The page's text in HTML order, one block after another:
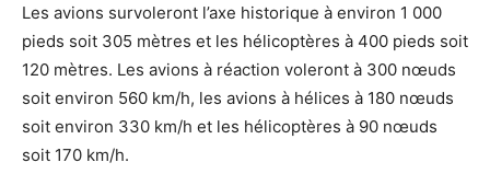
Les avions survoleront l’axe historique à environ 1 000
pieds soit 305 mètres et les hélicoptères à 400 pieds soit
120 mètres. Les avions à réaction voleront à 300 nœuds
soit environ 560 km/h, les avions à hélices à 180 nœuds
soit environ 330 km/h et les hélicoptères à 90 nœuds
soit 170 km/h.